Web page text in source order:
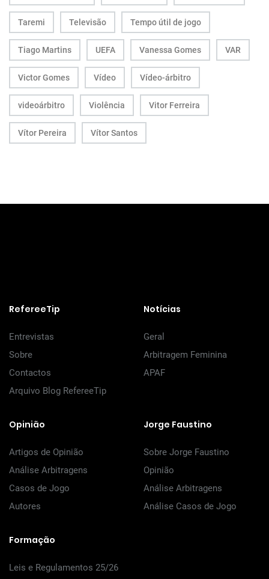
Taremi Televisão Tempo útil de jogo
Tiago Martins UEFA Vanessa Gomes VAR
Victor Gomes Vídeo Vídeo-árbitro
videoárbitro Violência Vitor Ferreira
Vítor Pereira Vítor Santos
RefereeTip
Entrevistas
Sobre
Contactos
Arquivo Blog RefereeTip
Notícias
Geral
Arbitragem Feminina
APAF
Opinião
Artigos de Opinião
Análise Arbitragens
Casos de Jogo
Autores
Jorge Faustino
Sobre Jorge Faustino
Opinião
Análise Arbitragens
Análise Casos de Jogo
Formação
Leis e Regulamentos 25/26